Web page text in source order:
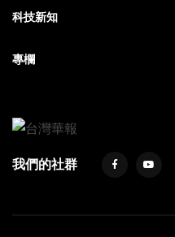
科技新知
專欄
我們的社群